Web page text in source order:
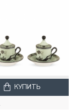
КУПИТЬ